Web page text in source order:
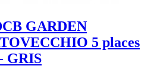
GARDEN
5 places
GRIS